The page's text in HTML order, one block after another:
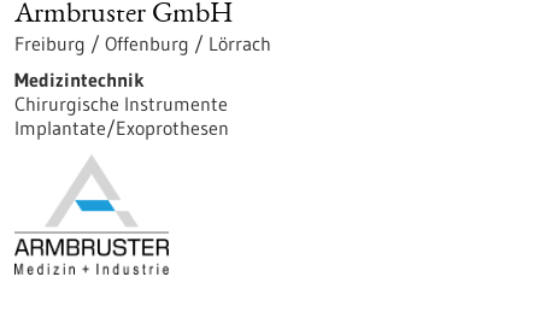
Armbruster GmbH
Freiburg / Offenburg / Lörrach
Medizintechnik
Chirurgische Instrumente
Implantate/Exoprothesen